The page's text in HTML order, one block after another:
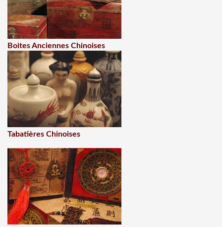
Boites Anciennes Chinoises
Tabatières Chinoises